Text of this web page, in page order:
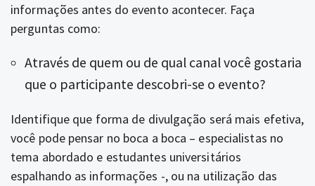
informações antes do evento acontecer. Faça
perguntas como:
Através de quem ou de qual canal você gostaria
que o participante descobri-se o evento?
Identifique que forma de divulgação será mais efetiva,
você pode pensar no boca a boca – especialistas no
tema abordado e estudantes universitários
espalhando as informações -, ou na utilização das